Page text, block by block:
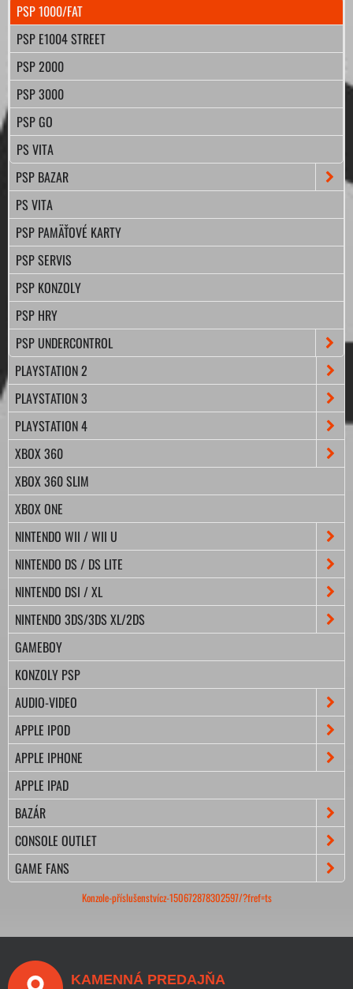
PSP 1000/FAT
PSP E1004 STREET
PSP 2000
PSP 3000
PSP GO
PS VITA
PSP BAZAR
PS VITA
PSP PAMÄŤOVÉ KARTY
PSP SERVIS
PSP KONZOLY
PSP HRY
PSP UNDERCONTROL
PLAYSTATION 2
PLAYSTATION 3
PLAYSTATION 4
XBOX 360
XBOX 360 SLIM
XBOX ONE
NINTENDO WII / WII U
NINTENDO DS / DS LITE
NINTENDO DSI / XL
NINTENDO 3DS/3DS XL/2DS
GAMEBOY
KONZOLY PSP
AUDIO-VIDEO
APPLE IPOD
APPLE IPHONE
APPLE IPAD
BAZÁR
CONSOLE OUTLET
GAME FANS
Konzole-příslušenstvícz-150672878302597/?fref=ts
KAMENNÁ PREDAJŇA